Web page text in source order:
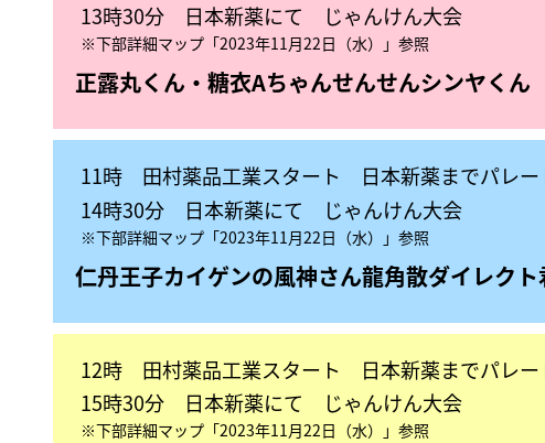
13時30分 日本新薬にて じゃんけん大会
※下部詳細マップ「2023年11月22日（水）」参照
正露丸くん・糖衣Aちゃんせんせんシンヤくん
11時 田村薬品工業スタート 日本新薬までパレー
14時30分 日本新薬にて じゃんけん大会
※下部詳細マップ「2023年11月22日（水）」参照
仁丹王子カイゲンの風神さん龍角散ダイレクト
12時 田村薬品工業スタート 日本新薬までパレー
15時30分 日本新薬にて じゃんけん大会
※下部詳細マップ「2023年11月22日（水）」参照